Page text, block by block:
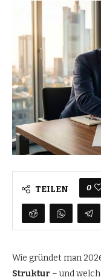
TEILEN 0
Wie gründet man
Struktur – und